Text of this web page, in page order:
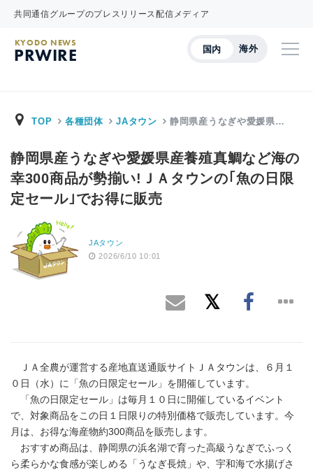
共同通信グループのプレスリリース配信メディア
国内 海外
KYODO NEWS
PRWIRE
TOP 各種団体 JAタウン 静岡県産うなぎや愛媛県…
静岡県産うなぎや愛媛県産養殖真鯛など海の
幸300商品が勢揃い!ＪＡタウンの｢魚の日限
定セール｣でお得に販売
JAタウン
2026/6/10 10:01
ＪＡ全農が運営する産地直送通販サイトＪＡタウンは、６月１
０日（水）に「魚の日限定セール」を開催しています。
「魚の日限定セール」は毎月１０日に開催しているイベント
で、対象商品をこの日１日限りの特別価格で販売しています。今
月は、お得な海産物約300商品を販売します。
おすすめ商品は、静岡県の浜名湖で育った高級うなぎでふっく
ら柔らかな食感が楽しめる「うなぎ長焼」や、宇和海で水揚げさ